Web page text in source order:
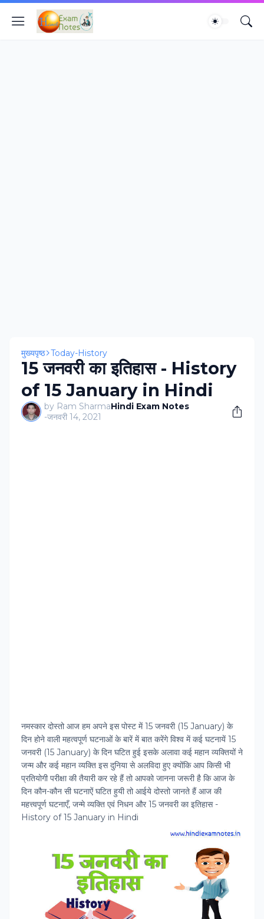
मुख्यपृष्ठ Today-History
15 जनवरी का इतिहास - History
of 15 January in Hindi
by Ram SharmaHindi Exam Notes
-जनवरी 14, 2021
नमस्‍कार दोस्‍तो आज हम अपने इस पोस्‍ट में 15 जनवरी (15 January) के
दिन होने वाली महत्‍वपूर्ण घटनाओं के बारें में बात करेंगे विश्‍व में कई घटनायें 15
जनवरी (15 January) के दिन घटित हुई इसके अलावा कई महान व्‍यक्तियों ने
जन्‍म और कई महान व्‍यक्ति इस दुनिया से अलविदा हुए क्‍योंकि आप किसी भी
प्रतियोगी परीक्षा की तैयारी कर रहे हैं तो आपको जानना जरूरी है कि आज के
दिन कौन-कौन सी घटनाऐं घटित हुयी तो आईये दोस्‍तो जानते हैं आज की
महत्त्वपूर्ण घटनाएँ, जन्मे व्यक्ति एवं निधन और 15 जनवरी का इतिहास -
History of 15 January in Hindi